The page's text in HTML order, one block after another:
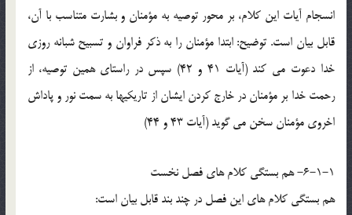
انسجام آيات اين کلام، بر محور توصيه به مؤمنان و بشارت متناسب با آن،
قابل بيان است. توضيح: ابتدا مؤمنان را به ذکر فراوان و تسبيح شبانه روزي
خدا دعوت مي کند (آيات 41 و 42) سپس در راستاي همين توصيه، از
رحمت خدا بر مؤمنان در خارج کردن ايشان از تاريکيها به سمت نور و پاداش
اخروي مؤمنان سخن مي گويد (آيات 43 و 44)
6-1-1- هم بستگي کلام هاي فصل نخست
هم بستگي کلام هاي اين فصل در چند بند قابل بيان است: